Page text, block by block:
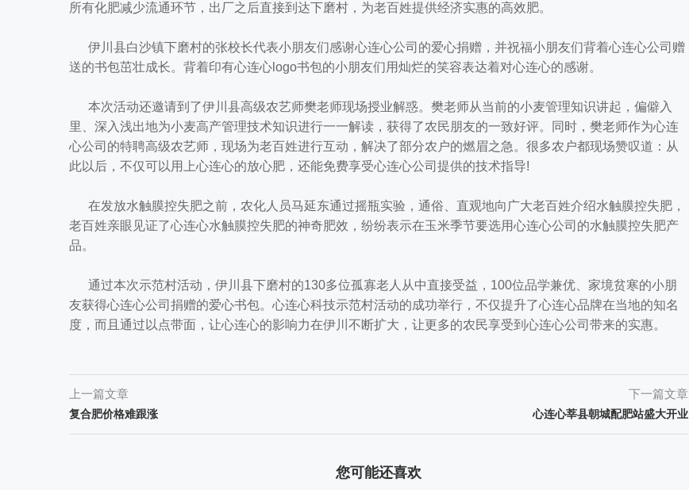
所有化肥减少流通环节，出厂之后直接到达下磨村，为老百姓提供经济实惠的高效肥。
伊川县白沙镇下磨村的张校长代表小朋友们感谢心连心公司的爱心捐赠，并祝福小朋友们背着心连心公司赠
送的书包茁壮成长。背着印有心连心logo书包的小朋友们用灿烂的笑容表达着对心连心的感谢。
本次活动还邀请到了伊川县高级农艺师樊老师现场授业解惑。樊老师从当前的小麦管理知识讲起，偏僻入
里、深入浅出地为小麦高产管理技术知识进行一一解读，获得了农民朋友的一致好评。同时，樊老师作为心连
心公司的特聘高级农艺师，现场为老百姓进行互动，解决了部分农户的燃眉之急。很多农户都现场赞叹道：从
此以后，不仅可以用上心连心的放心肥，还能免费享受心连心公司提供的技术指导!
在发放水触膜控失肥之前，农化人员马延东通过摇瓶实验，通俗、直观地向广大老百姓介绍水触膜控失肥，
老百姓亲眼见证了心连心水触膜控失肥的神奇肥效，纷纷表示在玉米季节要选用心连心公司的水触膜控失肥产
品。
通过本次示范村活动，伊川县下磨村的130多位孤寡老人从中直接受益，100位品学兼优、家境贫寒的小朋
友获得心连心公司捐赠的爱心书包。心连心科技示范村活动的成功举行，不仅提升了心连心品牌在当地的知名
度，而且通过以点带面，让心连心的影响力在伊川不断扩大，让更多的农民享受到心连心公司带来的实惠。
上一篇文章
复合肥价格难跟涨
下一篇文章
心连心莘县朝城配肥站盛大开业
您可能还喜欢